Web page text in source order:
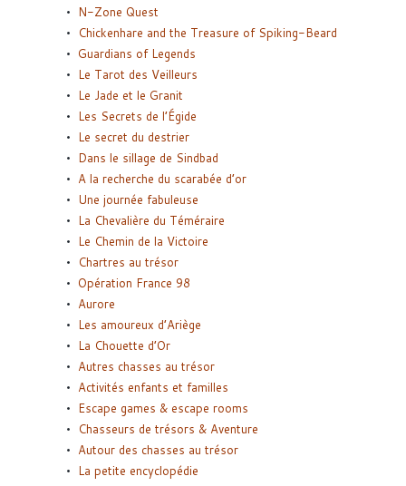
N-Zone Quest
Chickenhare and the Treasure of Spiking-Beard
Guardians of Legends
Le Tarot des Veilleurs
Le Jade et le Granit
Les Secrets de l’Égide
Le secret du destrier
Dans le sillage de Sindbad
A la recherche du scarabée d’or
Une journée fabuleuse
La Chevalière du Téméraire
Le Chemin de la Victoire
Chartres au trésor
Opération France 98
Aurore
Les amoureux d’Ariège
La Chouette d’Or
Autres chasses au trésor
Activités enfants et familles
Escape games & escape rooms
Chasseurs de trésors & Aventure
Autour des chasses au trésor
La petite encyclopédie